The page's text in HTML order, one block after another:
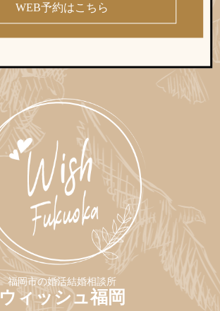
WEB予約はこちら
福岡市の婚活結婚相談所
ウィッシュ福岡